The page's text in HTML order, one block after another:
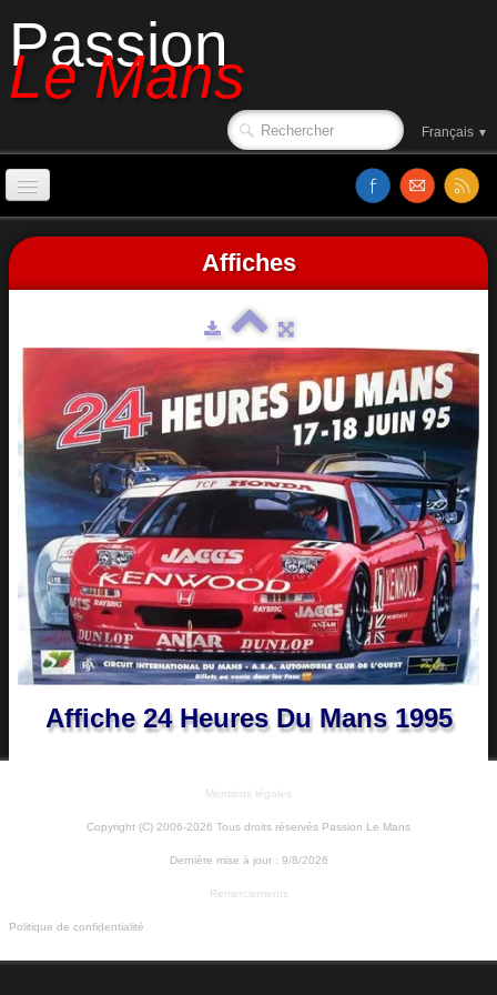
Passion
Le Mans
Français ▼
Accueil
Affiches
Classements
Vidéos
Site web
Affiches
Affiche 24 Heures Du Mans 1995
Mentions légales
Copyright (C) 2006-2026 Tous droits réservés Passion Le Mans
Dernière mise à jour : 9/8/2026
Remerciements
Politique de confidentialité